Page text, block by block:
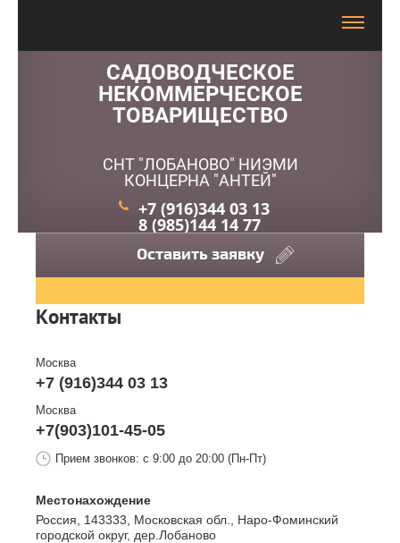
САДОВОДЧЕСКОЕ
НЕКОММЕРЧЕСКОЕ
ТОВАРИЩЕСТВО
СНТ "ЛОБАНОВО" НИЭМИ
КОНЦЕРНА "АНТЕЙ"
+7 (916)344 03 13
8 (985)144 14 77
Оставить заявку
Контакты
Москва
+7 (916)344 03 13
Москва
+7(903)101-45-05
Прием звонков: с 9:00 до 20:00 (Пн-Пт)
Местонахождение
Россия, 143333, Московская обл., Наро-Фоминский
городской округ, дер.Лобаново